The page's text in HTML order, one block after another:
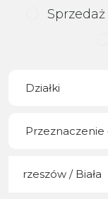
Sprzedaż